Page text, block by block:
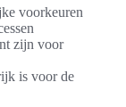
voorkeuren
zijn voor
is voor de